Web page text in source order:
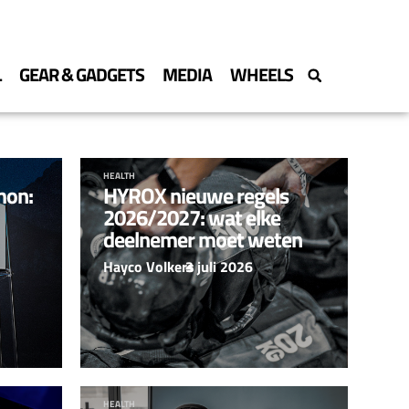
GEAR & GADGETS MEDIA WHEELS
HEALTH
HYROX nieuwe regels
2026/2027: wat elke
deelnemer moet weten
Hayco Volkers
–
3 juli 2026
HEALTH